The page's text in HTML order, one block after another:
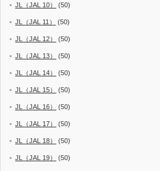
JL（JAL 10） (50)
JL（JAL 11） (50)
JL（JAL 12） (50)
JL（JAL 13） (50)
JL（JAL 14） (50)
JL（JAL 15） (50)
JL（JAL 16） (50)
JL（JAL 17） (50)
JL（JAL 18） (50)
JL（JAL 19） (50)